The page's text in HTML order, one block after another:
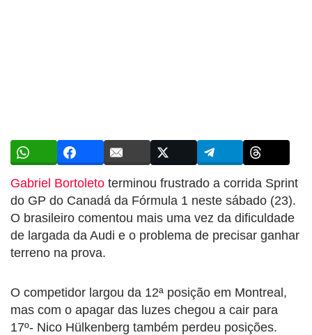
Gabriel Bortoleto terminou frustrado a corrida Sprint
do GP do Canadá da Fórmula 1 neste sábado (23).
O brasileiro comentou mais uma vez da dificuldade
de largada da Audi e o problema de precisar ganhar
terreno na prova.
O competidor largou da 12ª posição em Montreal,
mas com o apagar das luzes chegou a cair para
17º- Nico Hülkenberg também perdeu posições.